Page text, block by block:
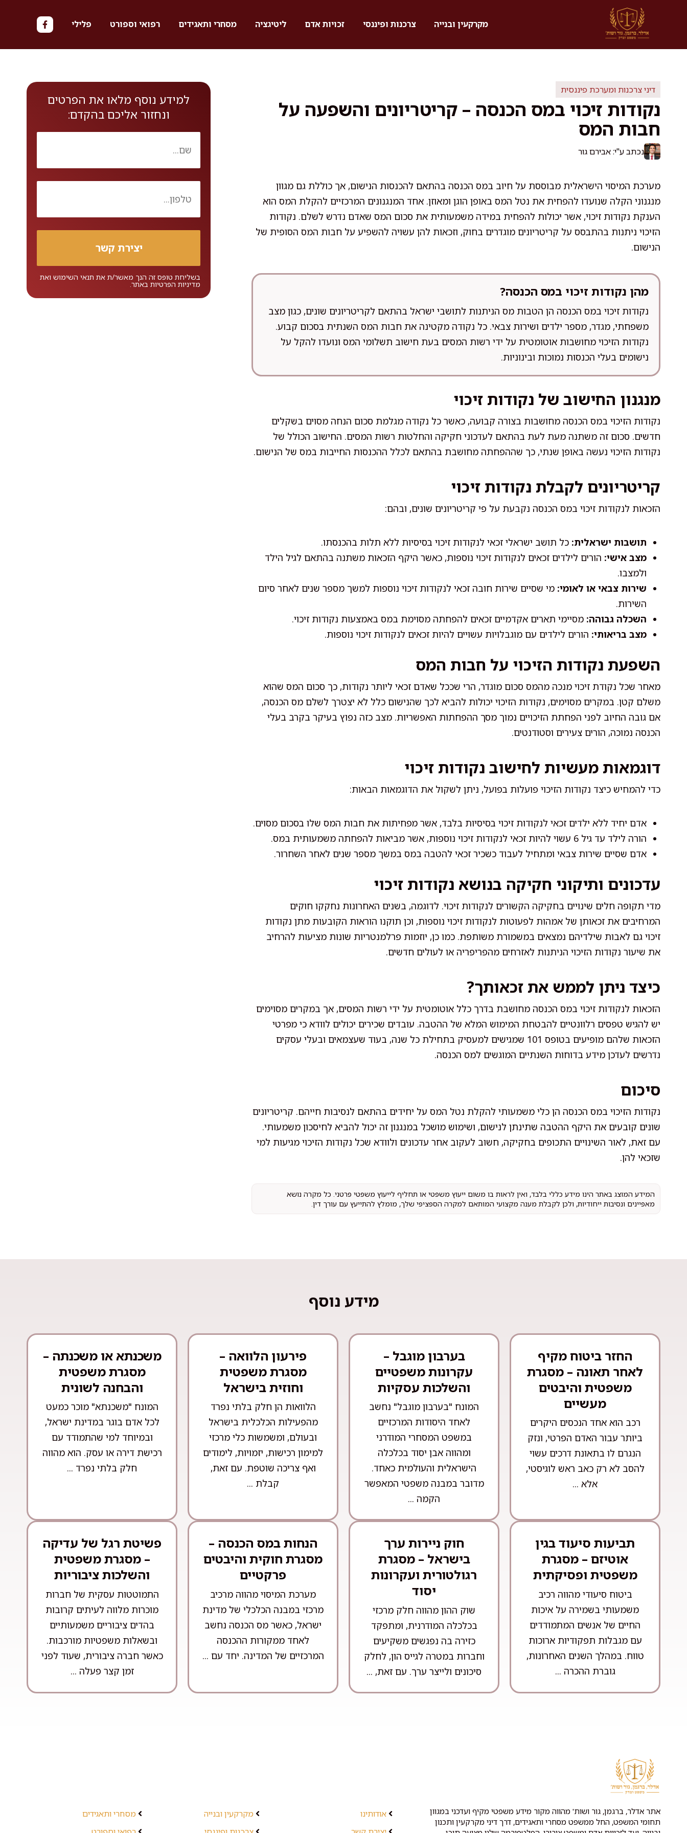
מקרקעין ובנייה צרכנות ופיננסי זכויות אדם ליטיגציה מסחרי ותאגידים רפואי וספורט פלילי
דיני צרכנות ומערכת פיננסית
נקודות זיכוי במס הכנסה – קריטריונים והשפעה על
חבות המס
נכתב ע"י: אבירם גור
מערכת המיסוי הישראלית מבוססת על חיוב במס הכנסה בהתאם להכנסות הנישום, אך כוללת גם מגוון
מנגנוני הקלה שנועדו להפחית את נטל המס באופן הוגן ומאוזן. אחד המנגנונים המרכזיים להקלת המס הוא
הענקת נקודות זיכוי, אשר יכולות להפחית במידה משמעותית את סכום המס שאדם נדרש לשלם. נקודות
הזיכוי ניתנות בהתבסס על קריטריונים מוגדרים בחוק, וזכאות להן עשויה להשפיע על חבות המס הסופית של
הנישום.
מהן נקודות זיכוי במס הכנסה?
נקודות זיכוי במס הכנסה הן הטבות מס הניתנות לתושבי ישראל בהתאם לקריטריונים שונים, כגון מצב
משפחתי, מגדר, מספר ילדים ושירות צבאי. כל נקודה מקטינה את חבות המס השנתית בסכום קבוע.
נקודות הזיכוי מחושבות אוטומטית על ידי רשות המסים בעת חישוב תשלומי המס ונועדו להקל על
נישומים בעלי הכנסות נמוכות ובינוניות.
מנגנון החישוב של נקודות זיכוי
נקודות הזיכוי במס הכנסה מחושבות בצורה קבועה, כאשר כל נקודה מגלמת סכום הנחה מסוים בשקלים
חדשים. סכום זה משתנה מעת לעת בהתאם לעדכוני חקיקה והחלטות רשות המסים. החישוב הכולל של
נקודות הזיכוי נעשה באופן שנתי, כך שההפחתה מחושבת בהתאם לכלל ההכנסות החייבות במס של הנישום.
קריטריונים לקבלת נקודות זיכוי
הזכאות לנקודות זיכוי במס הכנסה נקבעת על פי קריטריונים שונים, ובהם:
תושבות ישראלית: כל תושב ישראלי זכאי לנקודות זיכוי בסיסיות ללא תלות בהכנסתו.
מצב אישי: הורים לילדים זכאים לנקודות זיכוי נוספות, כאשר היקף הזכאות משתנה בהתאם לגיל הילד
ולמצבו.
שירות צבאי או לאומי: מי שסיים שירות חובה זכאי לנקודות זיכוי נוספות למשך מספר שנים לאחר סיום
השירות.
השכלה גבוהה: מסיימי תארים אקדמיים זכאים להפחתה מסוימת במס באמצעות נקודות זיכוי.
מצב בריאותי: הורים לילדים עם מוגבלויות עשויים להיות זכאים לנקודות זיכוי נוספות.
השפעת נקודות הזיכוי על חבות המס
מאחר שכל נקודת זיכוי מנכה מהמס סכום מוגדר, הרי שככל שאדם זכאי ליותר נקודות, כך סכום המס שהוא
משלם קטן. במקרים מסוימים, נקודות הזיכוי יכולות להביא לכך שהנישום כלל לא יצטרך לשלם מס הכנסה,
אם גובה החיוב לפני הפחתת הזיכויים נמוך מסך ההפחתות האפשריות. מצב כזה נפוץ בעיקר בקרב בעלי
הכנסה נמוכה, הורים צעירים וסטודנטים.
דוגמאות מעשיות לחישוב נקודות זיכוי
כדי להמחיש כיצד נקודות הזיכוי פועלות בפועל, ניתן לשקול את הדוגמאות הבאות:
אדם יחיד ללא ילדים זכאי לנקודות זיכוי בסיסיות בלבד, אשר מפחיתות את חבות המס שלו בסכום מסוים.
הורה לילד עד גיל 6 עשוי להיות זכאי לנקודות זיכוי נוספות, אשר מביאות להפחתה משמעותית במס.
אדם שסיים שירות צבאי ומתחיל לעבוד כשכיר זכאי להטבה במס במשך מספר שנים לאחר השחרור.
עדכונים ותיקוני חקיקה בנושא נקודות זיכוי
מדי תקופה חלים שינויים בחקיקה הקשורים לנקודות זיכוי. לדוגמה, בשנים האחרונות נחקקו חוקים
המרחיבים את זכאותן של אמהות לפעוטות לנקודות זיכוי נוספות, וכן תוקנו הוראות הקובעות מתן נקודות
זיכוי גם לאבות שילדיהם נמצאים במשמורת משותפת. כמו כן, יוזמות פרלמנטריות שונות מציעות להרחיב
את שיעור נקודות הזיכוי הניתנות לאזרחים מהפריפריה או לעולים חדשים.
כיצד ניתן לממש את זכאותך?
הזכאות לנקודות זיכוי במס הכנסה מחושבת בדרך כלל אוטומטית על ידי רשות המסים, אך במקרים מסוימים
יש להגיש טפסים רלוונטיים להבטחת המימוש המלא של ההטבה. עובדים שכירים יכולים לוודא כי מפרטי
הזכאות שלהם מופיעים בטופס 101 שמגישים למעסיק בתחילת כל שנה, בעוד שעצמאים ובעלי עסקים
נדרשים לעדכן מידע בדוחות השנתיים המוגשים למס הכנסה.
סיכום
נקודות הזיכוי במס הכנסה הן כלי משמעותי להקלת נטל המס על יחידים בהתאם לנסיבות חייהם. קריטריונים
שונים קובעים את היקף ההטבה שתינתן לנישום, ושימוש מושכל במנגנון זה יכול להביא לחיסכון משמעותי.
עם זאת, לאור השינויים התכופים בחקיקה, חשוב לעקוב אחר עדכונים ולוודא שכל נקודות הזיכוי מגיעות למי
שזכאי להן.
המידע המוצג באתר הינו מידע כללי בלבד, ואין לראות בו משום ייעוץ משפטי או תחליף לייעוץ משפטי פרטני. כל מקרה נושא
מאפיינים ונסיבות ייחודיות, ולכן לקבלת מענה מקצועי המותאם למקרה הספציפי שלך, מומלץ להתייעץ עם עורך דין.
למידע נוסף מלאו את הפרטים
ונחזור אליכם בהקדם:
בשליחת טופס זה הנך מאשר/ת את תנאי השימושואת
מדיניות הפרטיותבאתר.
מידע נוסף
החזר ביטוח מקיף
לאחר תאונה – מסגרת
משפטית והיבטים
מעשיים
רכב הוא אחד הנכסים היקרים
ביותר עבור האדם הפרטי, ונזק
הנגרם לו בתאונת דרכים עשוי
להסב לא רק כאב ראש לוגיסטי,
אלא ...
בערבון מוגבל –
עקרונות משפטיים
והשלכות עסקיות
המונח "בערבון מוגבל" נחשב
לאחד היסודות המרכזיים
במשפט המסחרי המודרני
ומהווה אבן יסוד בכלכלה
הישראלית והעולמית כאחד.
מדובר במבנה משפטי המאפשר
הקמה ...
פירעון הלוואה –
מסגרת משפטית
וחוזית בישראל
הלוואות הן חלק בלתי נפרד
מהפעילות הכלכלית בישראל
ובעולם, ומשמשות כלי מרכזי
למימון רכישות, יזמויות, לימודים
ואף צריכה שוטפת. עם זאת,
קבלת ...
משכנתא או משכנתה –
מסגרת משפטית
והבחנה לשונית
המונח "משכנתא" מוכר כמעט
לכל אדם בוגר במדינת ישראל,
ובמיוחד למי שהתמודד עם
רכישת דירה או עסק. הוא מהווה
חלק בלתי נפרד ...
תביעות סיעוד בגין
אוטיזם – מסגרת
משפטית ופסיקתית
ביטוח סיעודי מהווה רכיב
משמעותי בשמירה על איכות
החיים של אנשים המתמודדים
עם מגבלות תפקודיות ארוכות
טווח. במהלך השנים האחרונות,
גוברת ההכרה ...
חוק ניירות ערך
בישראל – מסגרת
רגולטורית ועקרונות
יסוד
שוק ההון מהווה חלק מרכזי
בכלכלה המודרנית, ומתפקד
כזירה בה נפגשים משקיעים
וחברות במטרה לגייס הון, לחלק
סיכונים ולייצר ערך. עם זאת, ...
הנחות במס הכנסה –
מסגרת חוקית והיבטים
פרקטיים
מערכת המיסוי מהווה מרכיב
מרכזי במבנה הכלכלי של מדינת
ישראל, כאשר מס הכנסה נחשב
לאחד ממקורות ההכנסה
המרכזיים של המדינה. יחד עם ...
פשיטת רגל של עדיקה
– מסגרת משפטית
והשלכות ציבוריות
התמוטטות עסקית של חברות
מוכרות מלווה לעיתים קרובות
בהדים ציבוריים משמעותיים
ובשאלות משפטיות מורכבות.
כאשר חברה ציבורית, שעוד לפני
זמן קצר פעלה ...
אתר אדלר, ברגמן, גור ושות' מהווה מקור מידע משפטי מקיף ועדכני במגוון
תחומי המשפט, החל ממשפט מסחרי ותאגידים, דרך דיני מקרקעין ותכנון
אודותינו
מקרקעין ובנייה
מסחרי ותאגידים